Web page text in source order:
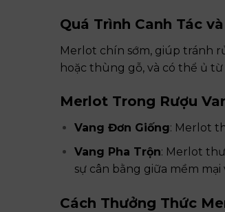
Quá Trình Canh Tác
Merlot chín sớm, giúp tránh
hoặc thùng gỗ, và có thể ủ từ
Merlot Trong Rượu
Vang Đơn Giống: Merlot
Vang Pha Trộn: Merlot
sự cân bằng giữa mềm mại
Cách Thưởng Thức